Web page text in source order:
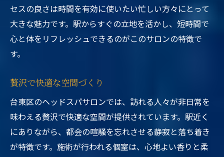
セスの良さは時間を有効に使いたい忙しい方々にとって
大きな魅力です。駅からすぐの立地を活かし、短時間で
心と体をリフレッシュできるのがこのサロンの特徴で
す。
贅沢で快適な空間づくり
台東区のヘッドスパサロンでは、訪れる人々が非日常を
味わえる贅沢で快適な空間が提供されています。駅近く
にありながら、都会の喧騒を忘れさせる静寂と落ち着き
が特徴です。施術が行われる個室は、心地よい香りと柔